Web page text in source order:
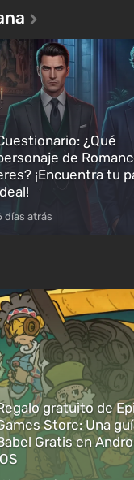
¿Qué
de
¡Encuentra tu
días atrás
gratuito de
Store: Una
Gratis en